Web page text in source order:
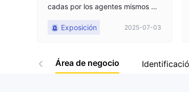
cadas por los agentes mismos pa
ncerlos de seguir sus consejos inc
capital debido a un consejo incorr
ecto, tienes derecho a solicitar un
Exposición 2025-07-03
Área de negocio